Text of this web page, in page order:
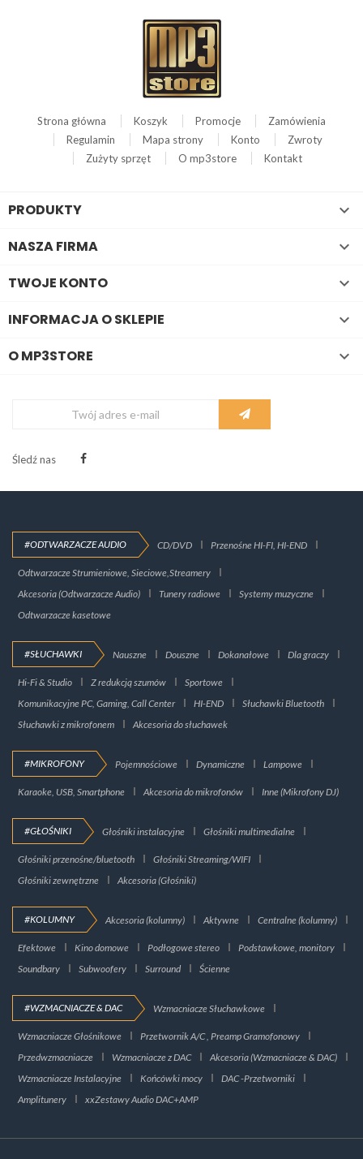
Strona główna Koszyk Promocje
Zamówienia
Regulamin
Mapa strony Konto
Zwroty
Zużyty sprzęt
O mp3store Kontakt
PRODUKTY 
NASZA FIRMA 
TWOJE KONTO 
INFORMACJA O SKLEPIE 
O MP3STORE 
Śledź nas
#ODTWARZACZE AUDIO CD/DVD Przenośne HI-FI, HI-END
Odtwarzacze Strumieniowe, Sieciowe,Streamery
Akcesoria (Odtwarzacze Audio)
Tunery radiowe
Systemy muzyczne
Odtwarzacze kasetowe
#SŁUCHAWKI Nauszne Douszne Dokanałowe Dla graczy
Hi-Fi & Studio Z redukcją szumów
Sportowe
Komunikacyjne PC, Gaming, Call Center
HI-END
Słuchawki Bluetooth
Słuchawki z mikrofonem
Akcesoria do słuchawek
#MIKROFONY Pojemnościowe Dynamiczne Lampowe
Karaoke, USB, Smartphone Akcesoria do mikrofonów Inne (Mikrofony DJ)
#GŁOŚNIKI Głośniki instalacyjne Głośniki multimedialne
Głośniki przenośne/bluetooth
Głośniki Streaming/WIFI
Głośniki zewnętrzne
Akcesoria (Głośniki)
#KOLUMNY Akcesoria (kolumny) Aktywne Centralne (kolumny)
Efektowe Kino domowe Podłogowe stereo
Podstawkowe, monitory
Soundbary
Subwoofery Surround Ścienne
#WZMACNIACZE & DAC Wzmacniacze Słuchawkowe
Wzmacniacze Głośnikowe
Przetwornik A/C , Preamp Gramofonowy
Przedwzmacniacze
Wzmacniacze z DAC
Akcesoria (Wzmacniacze & DAC)
Wzmacniacze Instalacyjne
Końcówki mocy
DAC -Przetworniki
Amplitunery
xxZestawy Audio DAC+AMP